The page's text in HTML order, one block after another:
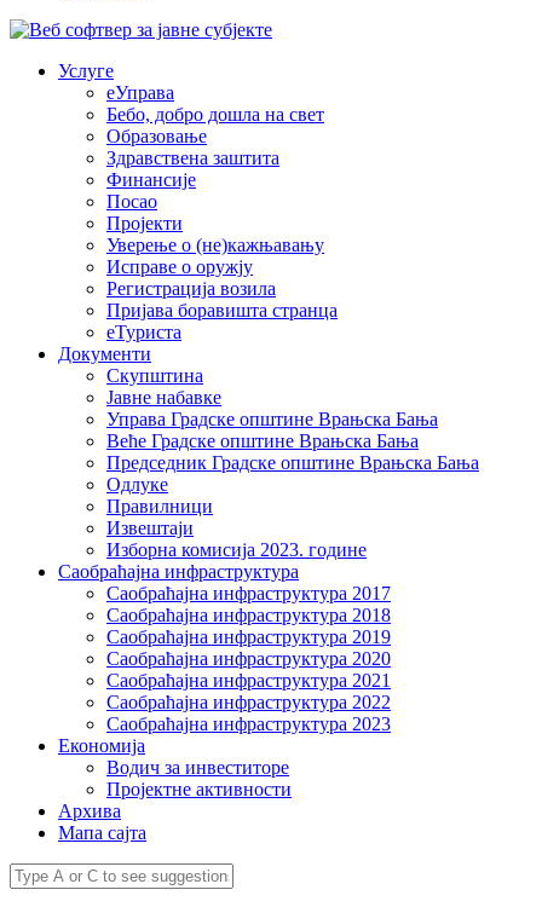
Услуге
еУправа
Бебо, добро дошла на свет
Образовање
Здравствена заштита
Финансије
Посао
Пројекти
Уверење о (не)кажњавању
Исправе о оружју
Регистрација возила
Пријава боравишта странца
еТуриста
Документи
Скупштина
Јавне набавке
Управа Градске општине Врањска Бања
Веће Градске општине Врањска Бања
Председник Градске општине Врањска Бања
Одлуке
Правилници
Извештаји
Изборна комисија 2023. године
Саобраћајна инфраструктура
Саобраћајна инфраструктура 2017
Саобраћајна инфраструктура 2018
Саобраћајна инфраструктура 2019
Саобраћајна инфраструктура 2020
Саобраћајна инфраструктура 2021
Саобраћајна инфраструктура 2022
Саобраћајна инфраструктура 2023
Економија
Водич за инвеститоре
Пројектне активности
Архива
Мапа сајта